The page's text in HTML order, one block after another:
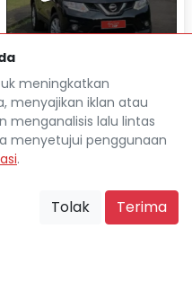
NISSAN XTRAIL 2.0 MT 2015
TDP Rp 33.287.600
Cicilan
Rp 4.393.700
meningkatkan
menyajikan iklan atau
menganalisis lalu lintas
menyetujui penggunaan
.
Tolak Terima